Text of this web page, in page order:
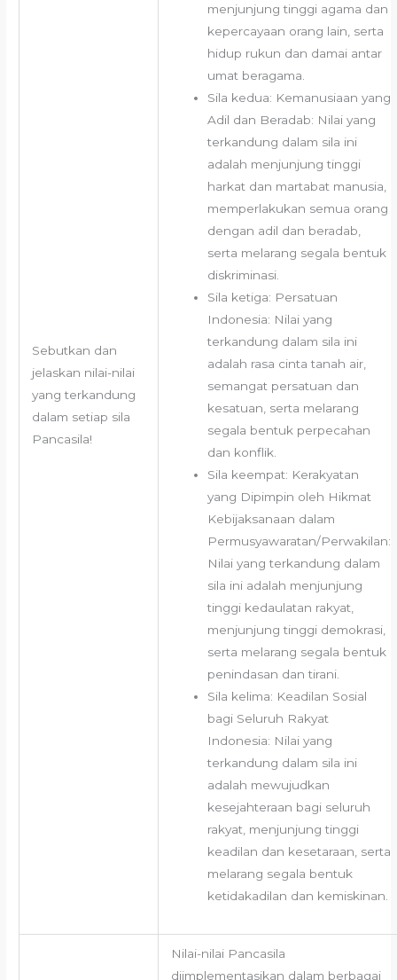
Sebutkan dan
jelaskan nilai-nilai
yang terkandung
dalam setiap sila
Pancasila!
menjunjung tinggi agama dan
kepercayaan orang lain, serta
hidup rukun dan damai antar
umat beragama.
Sila kedua: Kemanusiaan yang
Adil dan Beradab: Nilai yang
terkandung dalam sila ini
adalah menjunjung tinggi
harkat dan martabat manusia,
memperlakukan semua orang
dengan adil dan beradab,
serta melarang segala bentuk
diskriminasi.
Sila ketiga: Persatuan
Indonesia: Nilai yang
terkandung dalam sila ini
adalah rasa cinta tanah air,
semangat persatuan dan
kesatuan, serta melarang
segala bentuk perpecahan
dan konflik.
Sila keempat: Kerakyatan
yang Dipimpin oleh Hikmat
Kebijaksanaan dalam
Permusyawaratan/Perwakilan:
Nilai yang terkandung dalam
sila ini adalah menjunjung
tinggi kedaulatan rakyat,
menjunjung tinggi demokrasi,
serta melarang segala bentuk
penindasan dan tirani.
Sila kelima: Keadilan Sosial
bagi Seluruh Rakyat
Indonesia: Nilai yang
terkandung dalam sila ini
adalah mewujudkan
kesejahteraan bagi seluruh
rakyat, menjunjung tinggi
keadilan dan kesetaraan, serta
melarang segala bentuk
ketidakadilan dan kemiskinan.
Nilai-nilai Pancasila
diimplementasikan dalam berbagai